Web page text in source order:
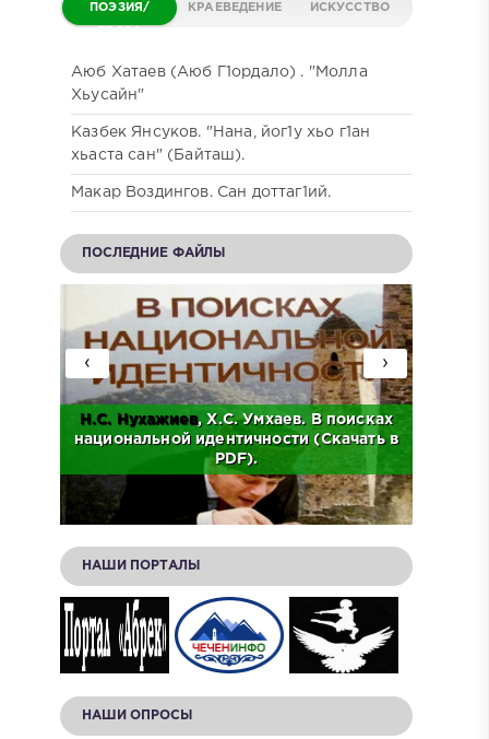
ПОЭЗИЯ/ КРАЕВЕДЕНИЕ ИСКУССТВО
Аюб Хатаев (Аюб Г1ордало) . "Молла
Хьусайн"
Казбек Янсуков. "Нана, йог1у хьо г1ан
хьаста сан" (Байташ).
Макар Воздингов. Сан доттаг1ий.
ПОСЛЕДНИЕ ФАЙЛЫ
Н.С. Нухажиев, Х.С. Умхаев. В поисках
национальной идентичности (Скачать в
PDF).
›
‹
НАШИ ПОРТАЛЫ
НАШИ ОПРОСЫ